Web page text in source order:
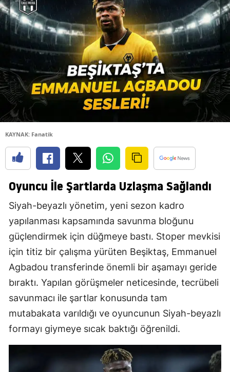
KAYNAK: Fanatik
Oyuncu İle Şartlarda Uzlaşma Sağlandı
Siyah-beyazlı yönetim, yeni sezon kadro
yapılanması kapsamında savunma bloğunu
güçlendirmek için düğmeye bastı. Stoper mevkisi
için titiz bir çalışma yürüten Beşiktaş, Emmanuel
Agbadou transferinde önemli bir aşamayı geride
bıraktı. Yapılan görüşmeler neticesinde, tecrübeli
savunmacı ile şartlar konusunda tam
mutabakata varıldığı ve oyuncunun Siyah-beyazlı
formayı giymeye sıcak baktığı öğrenildi.